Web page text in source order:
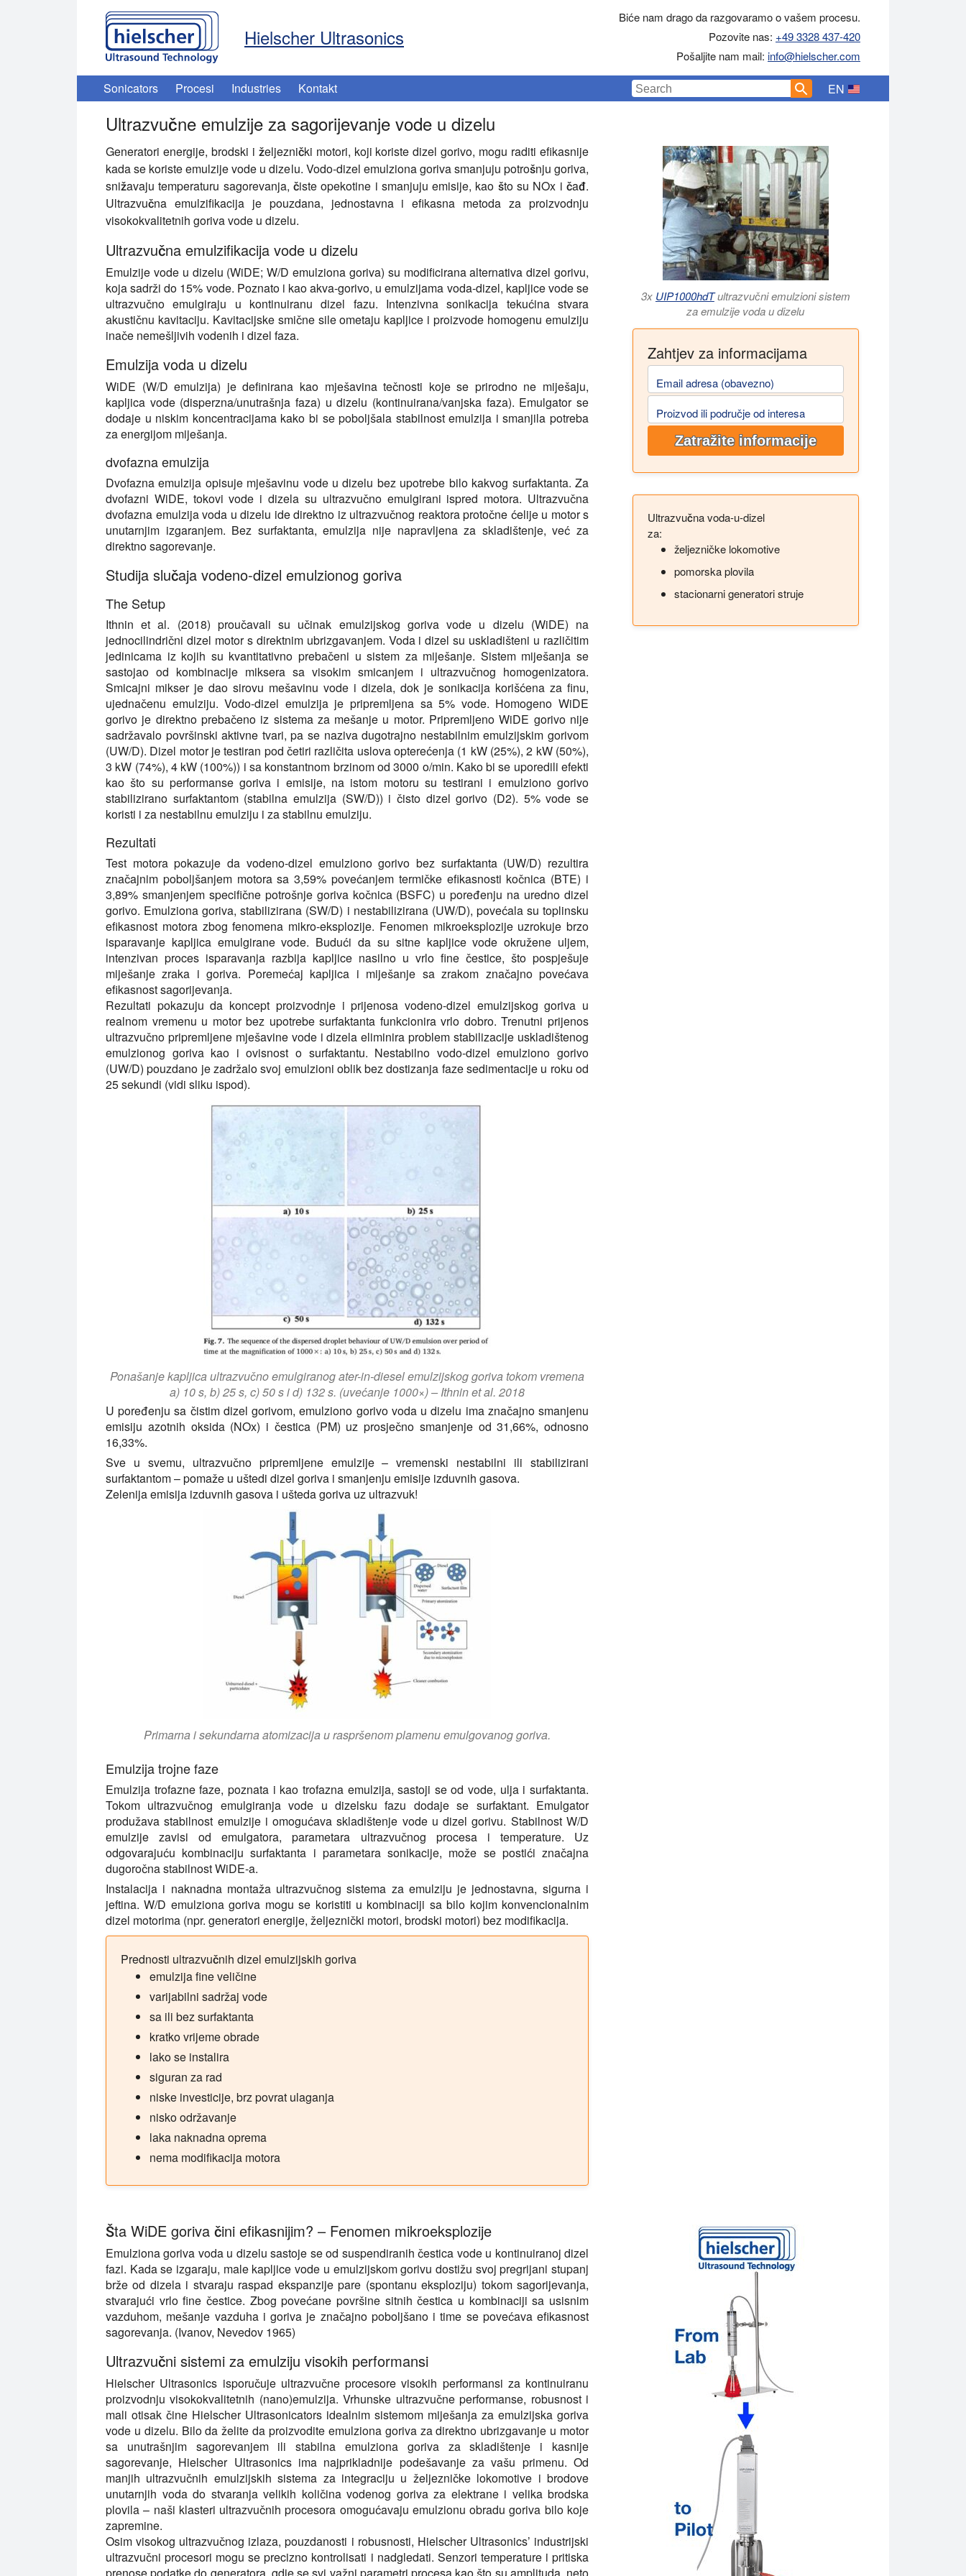
Hielscher Ultrasonics
Biće nam drago da razgovaramo o vašem procesu.
Pozovite nas: +49 3328 437-420
Pošaljite nam mail: info@hielscher.com
Sonicators Procesi Industries Kontakt EN
Ultrazvučne emulzije za sagorijevanje vode u dizelu
Generatori energije, brodski i željeznički motori, koji koriste dizel gorivo, mogu raditi efikasnije
kada se koriste emulzije vode u dizelu. Vodo-dizel emulziona goriva smanjuju potrošnju goriva,
snižavaju temperaturu sagorevanja, čiste opekotine i smanjuju emisije, kao što su NOx i čađ.
Ultrazvučna emulzifikacija je pouzdana, jednostavna i efikasna metoda za proizvodnju
visokokvalitetnih goriva vode u dizelu.
Ultrazvučna emulzifikacija vode u dizelu
Emulzije vode u dizelu (WiDE; W/D emulziona goriva) su modificirana alternativa dizel gorivu,
koja sadrži do 15% vode. Poznato i kao akva-gorivo, u emulzijama voda-dizel, kapljice vode se
ultrazvučno emulgiraju u kontinuiranu dizel fazu. Intenzivna sonikacija tekućina stvara
akustičnu kavitaciju. Kavitacijske smične sile ometaju kapljice i proizvode homogenu emulziju
inače nemešljivih vodenih i dizel faza.
Emulzija voda u dizelu
WiDE (W/D emulzija) je definirana kao mješavina tečnosti koje se prirodno ne miješaju,
kapljica vode (disperzna/unutrašnja faza) u dizelu (kontinuirana/vanjska faza). Emulgator se
dodaje u niskim koncentracijama kako bi se poboljšala stabilnost emulzija i smanjila potreba
za energijom miješanja.
dvofazna emulzija
Dvofazna emulzija opisuje mješavinu vode u dizelu bez upotrebe bilo kakvog surfaktanta. Za
dvofazni WiDE, tokovi vode i dizela su ultrazvučno emulgirani ispred motora. Ultrazvučna
dvofazna emulzija voda u dizelu ide direktno iz ultrazvučnog reaktora protočne ćelije u motor s
unutarnjim izgaranjem. Bez surfaktanta, emulzija nije napravljena za skladištenje, već za
direktno sagorevanje.
Studija slučaja vodeno-dizel emulzionog goriva
The Setup
Ithnin et al. (2018) proučavali su učinak emulzijskog goriva vode u dizelu (WiDE) na
jednocilindrični dizel motor s direktnim ubrizgavanjem. Voda i dizel su uskladišteni u različitim
jedinicama iz kojih su kvantitativno prebačeni u sistem za miješanje. Sistem miješanja se
sastojao od kombinacije miksera sa visokim smicanjem i ultrazvučnog homogenizatora.
Smicajni mikser je dao sirovu mešavinu vode i dizela, dok je sonikacija korišćena za finu,
ujednačenu emulziju. Vodo-dizel emulzija je pripremljena sa 5% vode. Homogeno WiDE
gorivo je direktno prebačeno iz sistema za mešanje u motor. Pripremljeno WiDE gorivo nije
sadržavalo površinski aktivne tvari, pa se naziva dugotrajno nestabilnim emulzijskim gorivom
(UW/D). Dizel motor je testiran pod četiri različita uslova opterećenja (1 kW (25%), 2 kW (50%),
3 kW (74%), 4 kW (100%)) i sa konstantnom brzinom od 3000 o/min. Kako bi se uporedili efekti
kao što su performanse goriva i emisije, na istom motoru su testirani i emulziono gorivo
stabilizirano surfaktantom (stabilna emulzija (SW/D)) i čisto dizel gorivo (D2). 5% vode se
koristi i za nestabilnu emulziju i za stabilnu emulziju.
Rezultati
Test motora pokazuje da vodeno-dizel emulziono gorivo bez surfaktanta (UW/D) rezultira
značajnim poboljšanjem motora sa 3,59% povećanjem termičke efikasnosti kočnica (BTE) i
3,89% smanjenjem specifične potrošnje goriva kočnica (BSFC) u poređenju na uredno dizel
gorivo. Emulziona goriva, stabilizirana (SW/D) i nestabilizirana (UW/D), povećala su toplinsku
efikasnost motora zbog fenomena mikro-eksplozije. Fenomen mikroeksplozije uzrokuje brzo
isparavanje kapljica emulgirane vode. Budući da su sitne kapljice vode okružene uljem,
intenzivan proces isparavanja razbija kapljice nasilno u vrlo fine čestice, što pospješuje
miješanje zraka i goriva. Poremećaj kapljica i miješanje sa zrakom značajno povećava
efikasnost sagorijevanja.
Rezultati pokazuju da koncept proizvodnje i prijenosa vodeno-dizel emulzijskog goriva u
realnom vremenu u motor bez upotrebe surfaktanta funkcionira vrlo dobro. Trenutni prijenos
ultrazvučno pripremljene mješavine vode i dizela eliminira problem stabilizacije uskladištenog
emulzionog goriva kao i ovisnost o surfaktantu. Nestabilno vodo-dizel emulziono gorivo
(UW/D) pouzdano je zadržalo svoj emulzioni oblik bez dostizanja faze sedimentacije u roku od
25 sekundi (vidi sliku ispod).
Ponašanje kapljica ultrazvučno emulgiranog ater-in-diesel emulzijskog goriva tokom vremena
a) 10 s, b) 25 s, c) 50 s i d) 132 s. (uvećanje 1000×) – Ithnin et al. 2018
U poređenju sa čistim dizel gorivom, emulziono gorivo voda u dizelu ima značajno smanjenu
emisiju azotnih oksida (NOx) i čestica (PM) uz prosječno smanjenje od 31,66%, odnosno
16,33%.
Sve u svemu, ultrazvučno pripremljene emulzije – vremenski nestabilni ili stabilizirani
surfaktantom – pomaže u uštedi dizel goriva i smanjenju emisije izduvnih gasova.
Zelenija emisija izduvnih gasova i ušteda goriva uz ultrazvuk!
Primarna i sekundarna atomizacija u raspršenom plamenu emulgovanog goriva.
3x UIP1000hdTultrazvučni emulzioni sistem
za emulzije voda u dizelu
Zahtjev za informacijama
Email adresa (obavezno)
Proizvod ili područje od interesa
Zatražite informacije
Ultrazvučna voda-u-dizel
za:
željezničke lokomotive
pomorska plovila
stacionarni generatori struje
Emulzija trojne faze
Emulzija trofazne faze, poznata i kao trofazna emulzija, sastoji se od vode, ulja i surfaktanta.
Tokom ultrazvučnog emulgiranja vode u dizelsku fazu dodaje se surfaktant. Emulgator
produžava stabilnost emulzije i omogućava skladištenje vode u dizel gorivu. Stabilnost W/D
emulzije zavisi od emulgatora, parametara ultrazvučnog procesa i temperature. Uz
odgovarajuću kombinaciju surfaktanta i parametara sonikacije, može se postići značajna
dugoročna stabilnost WiDE-a.
Instalacija i naknadna montaža ultrazvučnog sistema za emulziju je jednostavna, sigurna i
jeftina. W/D emulziona goriva mogu se koristiti u kombinaciji sa bilo kojim konvencionalnim
dizel motorima (npr. generatori energije, željeznički motori, brodski motori) bez modifikacija.
Prednosti ultrazvučnih dizel emulzijskih goriva
emulzija fine veličine
varijabilni sadržaj vode
sa ili bez surfaktanta
kratko vrijeme obrade
lako se instalira
siguran za rad
niske investicije, brz povrat ulaganja
nisko održavanje
laka naknadna oprema
nema modifikacija motora
Šta WiDE goriva čini efikasnijim? – Fenomen mikroeksplozije
Emulziona goriva voda u dizelu sastoje se od suspendiranih čestica vode u kontinuiranoj dizel
fazi. Kada se izgaraju, male kapljice vode u emulzijskom gorivu dostižu svoj pregrijani stupanj
brže od dizela i stvaraju raspad ekspanzije pare (spontanu eksploziju) tokom sagorijevanja,
stvarajući vrlo fine čestice. Zbog povećane površine sitnih čestica u kombinaciji sa usisnim
vazduhom, mešanje vazduha i goriva je značajno poboljšano i time se povećava efikasnost
sagorevanja. (Ivanov, Nevedov 1965)
Ultrazvučni sistemi za emulziju visokih performansi
Hielscher Ultrasonics isporučuje ultrazvučne procesore visokih performansi za kontinuiranu
proizvodnju visokokvalitetnih (nano)emulzija. Vrhunske ultrazvučne performanse, robusnost i
mali otisak čine Hielscher Ultrasonicators idealnim sistemom miješanja za emulzijska goriva
vode u dizelu. Bilo da želite da proizvodite emulziona goriva za direktno ubrizgavanje u motor
sa unutrašnjim sagorevanjem ili stabilna emulziona goriva za skladištenje i kasnije
sagorevanje, Hielscher Ultrasonics ima najprikladnije podešavanje za vašu primenu. Od
manjih ultrazvučnih emulzijskih sistema za integraciju u željezničke lokomotive i brodove
unutarnjih voda do stvaranja velikih količina vodenog goriva za elektrane i velika brodska
plovila – naši klasteri ultrazvučnih procesora omogućavaju emulzionu obradu goriva bilo koje
zapremine.
Osim visokog ultrazvučnog izlaza, pouzdanosti i robusnosti, Hielscher Ultrasonics’ industrijski
ultrazvučni procesori mogu se precizno kontrolisati i nadgledati. Senzori temperature i pritiska